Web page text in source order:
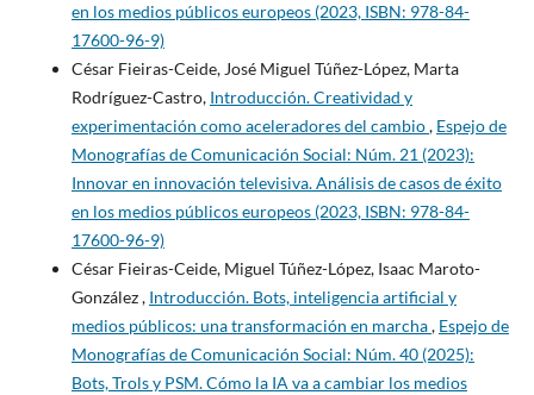
en los medios públicos europeos (2023, ISBN: 978-84-
17600-96-9)
César Fieiras-Ceide, José Miguel Túñez-López, Marta
Rodríguez-Castro, Introducción. Creatividad y
experimentación como aceleradores del cambio, Espejo de
Monografías de Comunicación Social: Núm. 21 (2023):
Innovar en innovación televisiva. Análisis de casos de éxito
en los medios públicos europeos (2023, ISBN: 978-84-
17600-96-9)
César Fieiras-Ceide, Miguel Túñez-López, Isaac Maroto-
González , Introducción. Bots, inteligencia artificial y
medios públicos: una transformación en marcha, Espejo de
Monografías de Comunicación Social: Núm. 40 (2025):
Bots, Trols y PSM. Cómo la IA va a cambiar los medios